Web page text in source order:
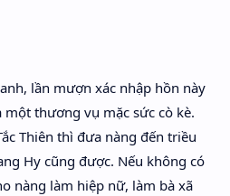
lần mượn xác nhập hồn này
một thương vụ mặc sức cò kè.
Thiên thì đưa nàng đến triều
Hy cũng được. Nếu không có
nàng làm hiệp nữ, làm bà xã